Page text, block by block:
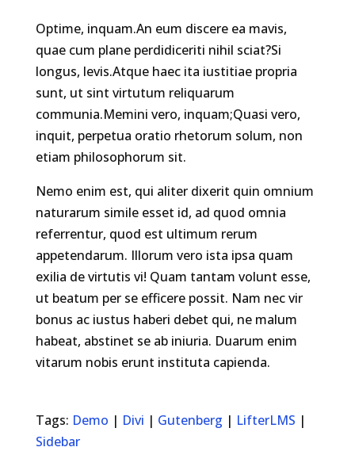
Optime, inquam.An eum discere ea mavis,
quae cum plane perdidiceriti nihil sciat?Si
longus, levis.Atque haec ita iustitiae propria
sunt, ut sint virtutum reliquarum
communia.Memini vero, inquam;Quasi vero,
inquit, perpetua oratio rhetorum solum, non
etiam philosophorum sit.
Nemo enim est, qui aliter dixerit quin omnium
naturarum simile esset id, ad quod omnia
referrentur, quod est ultimum rerum
appetendarum. Illorum vero ista ipsa quam
exilia de virtutis vi! Quam tantam volunt esse,
ut beatum per se efficere possit. Nam nec vir
bonus ac iustus haberi debet qui, ne malum
habeat, abstinet se ab iniuria. Duarum enim
vitarum nobis erunt instituta capienda.
Tags: Demo | Divi | Gutenberg | LifterLMS |
Sidebar